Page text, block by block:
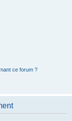
ce forum ?